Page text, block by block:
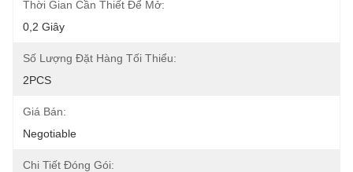
Thời Gian Cần Thiết Để Mở:
0,2 Giây
Số Lượng Đặt Hàng Tối Thiểu:
2PCS
Giá Bán:
Negotiable
Chi Tiết Đóng Gói: